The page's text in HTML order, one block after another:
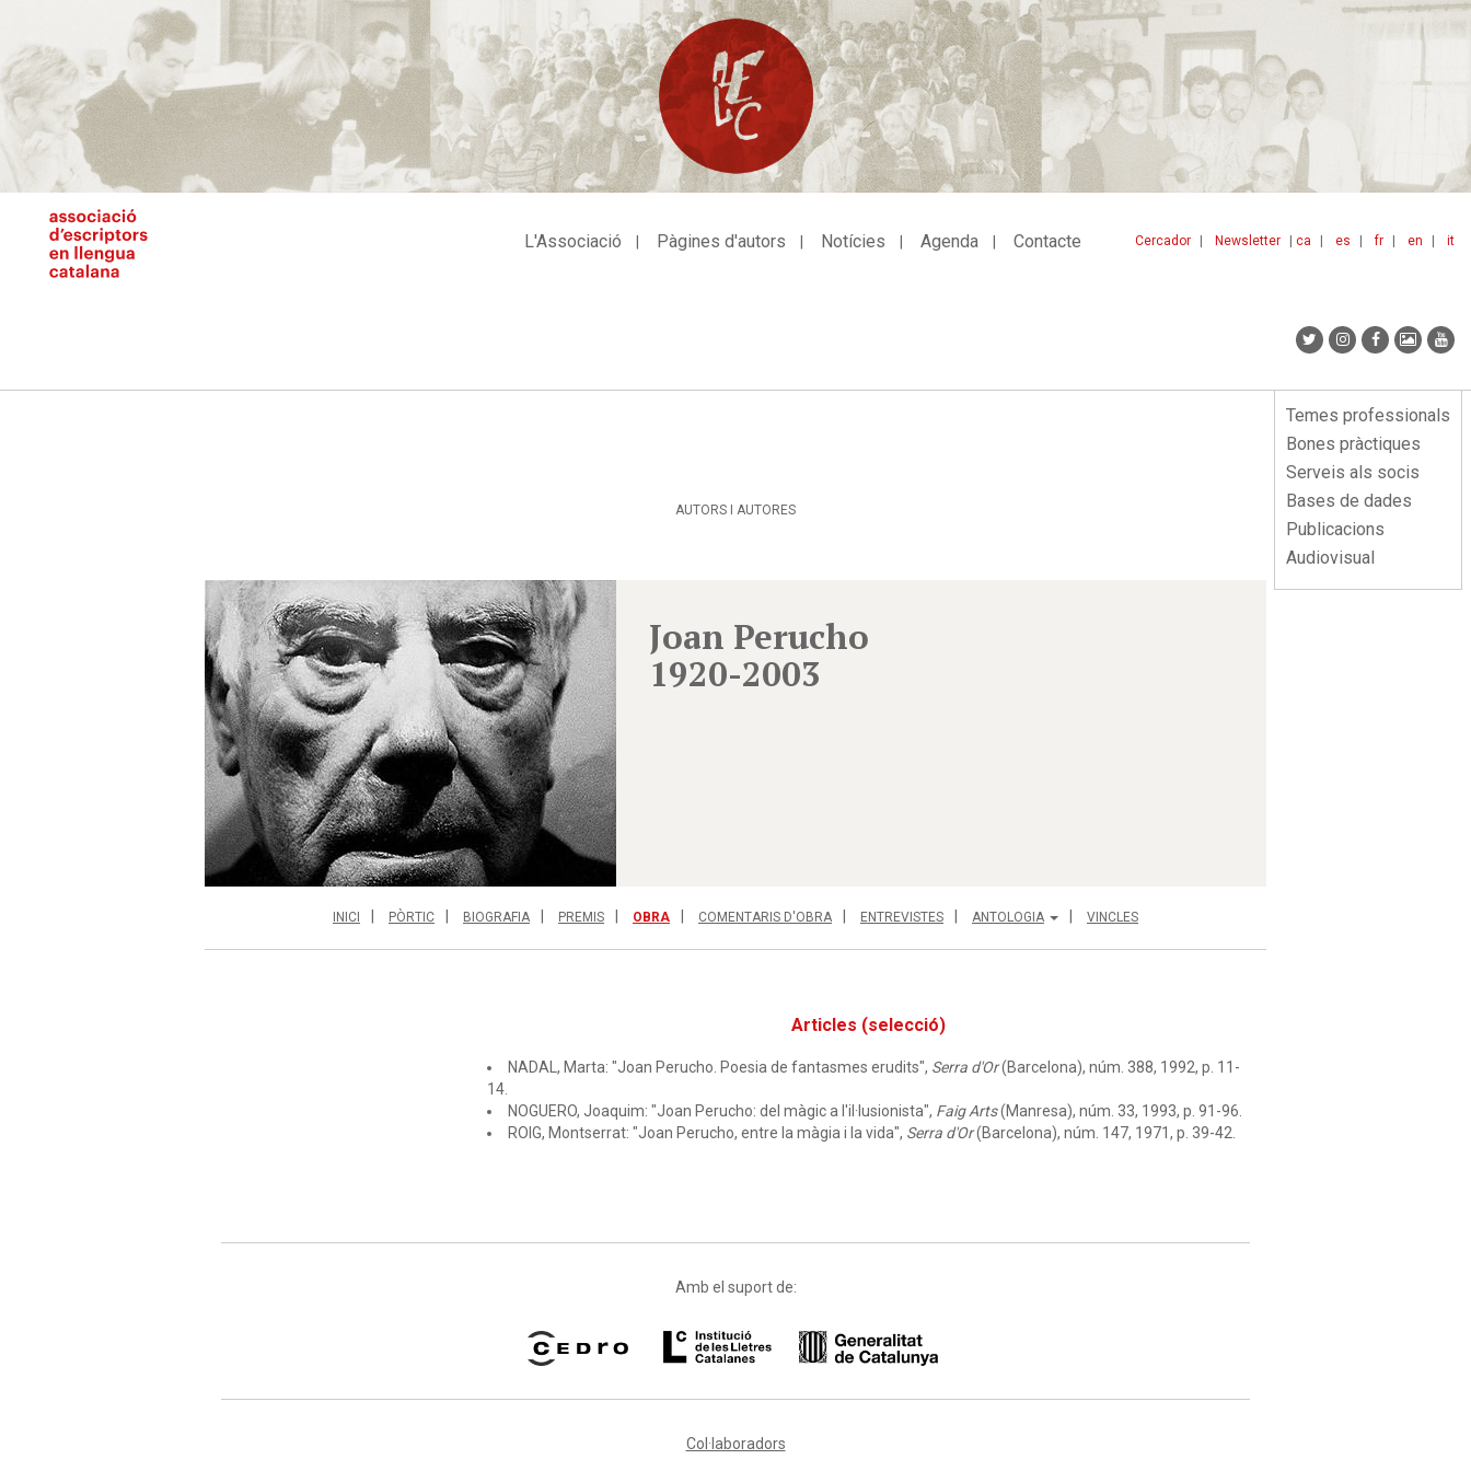
contingut
ca es fr en it
Cercador Newsletter
L'Associació Pàgines d'autors Notícies Agenda Contacte
Menu
lateral
Temes professionals
Bones pràctiques
Serveis als socis
Bases de dades
Publicacions
Audiovisual
AUTORS I AUTORES
Joan Perucho
1920-2003
INICI PÒRTIC BIOGRAFIA PREMIS OBRA COMENTARIS D'OBRA ENTREVISTES ANTOLOGIA VINCLES
Articles (selecció)
NADAL, Marta: "Joan Perucho. Poesia de fantasmes erudits", Serra d'Or(Barcelona), núm. 388, 1992, p. 11-
14.
NOGUERO, Joaquim: "Joan Perucho: del màgic a l'il·lusionista", Faig Arts(Manresa), núm. 33, 1993, p. 91-96.
ROIG, Montserrat: "Joan Perucho, entre la màgia i la vida", Serra d'Or(Barcelona), núm. 147, 1971, p. 39-42.
Amb el suport de:
Col·laboradors